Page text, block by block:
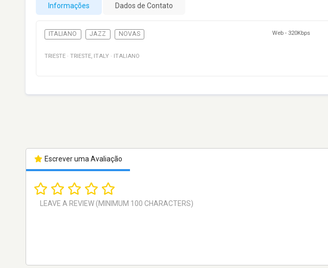
Informações Dados de Contato
ITALIANO JAZZ NOVAS Web - 320Kbps
TRIESTE · TRIESTE, ITALY · ITALIANO
Escrever uma Avaliação